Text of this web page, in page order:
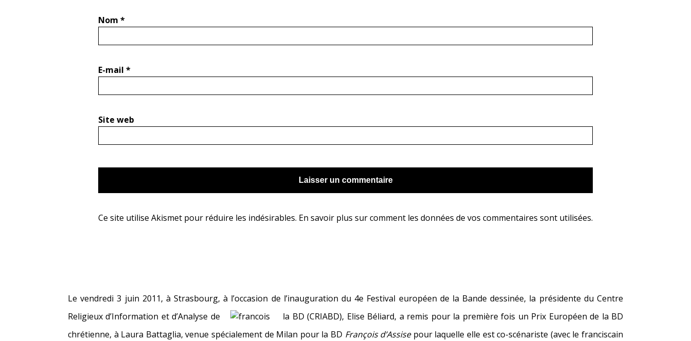
Nom *
E-mail *
Site web
Ce site utilise Akismet pour réduire les indésirables. En savoir plus sur comment les données de vos commentaires sont utilisées.
Le vendredi 3 juin 2011, à Strasbourg, à l’occasion de l’inauguration du 4e Festival européen de la Bande dessinée, la présidente du Centre
Religieux d’Information et d’Analyse de
la BD (CRIABD), Elise Béliard, a remis pour la première fois un Prix Européen de la BD
chrétienne, à Laura Battaglia, venue spécialement de Milan pour la BD François d’Assisepour laquelle elle est co-scénariste (avec le franciscain